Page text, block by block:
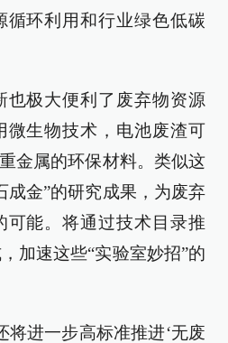
循环利用和行业绿色低碳
也极大便利了废弃物资源
微生物技术，电池废渣可
金属的环保材料。类似这
成金”的研究成果，为废弃
可能。将通过技术目录推
加速这些“实验室妙招”的
将进一步高标准推进‘无废